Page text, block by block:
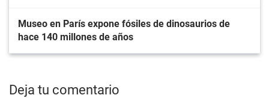
Museo en París expone fósiles de dinosaurios de
hace 140 millones de años
Deja tu comentario